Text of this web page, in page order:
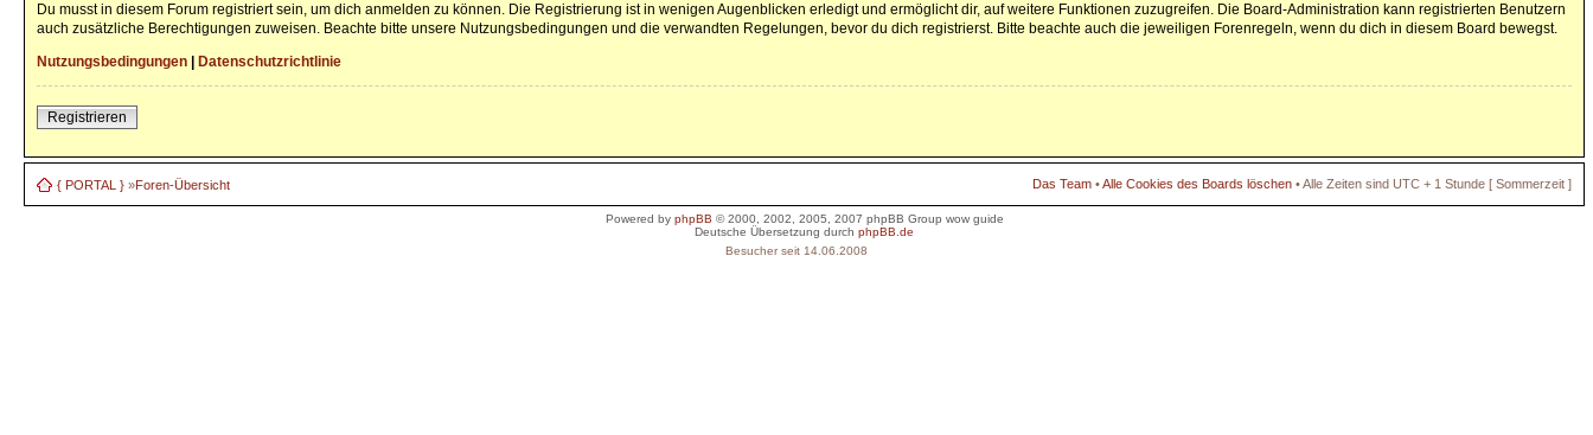
Du musst in diesem Forum registriert sein, um dich anmelden zu können. Die Registrierung ist in wenigen Augenblicken erledigt und ermöglicht dir, auf weitere Funktionen zuzugreifen. Die Board-Administration kann registrierten Benutzern
auch zusätzliche Berechtigungen zuweisen. Beachte bitte unsere Nutzungsbedingungen und die verwandten Regelungen, bevor du dich registrierst. Bitte beachte auch die jeweiligen Forenregeln, wenn du dich in diesem Board bewegst.
Nutzungsbedingungen
Datenschutzrichtlinie
Registrieren
{ PORTAL } »Foren-Übersicht Das Team •Alle Cookies des Boards löschen • Alle Zeiten sind UTC + 1 Stunde [ Sommerzeit ]
Powered by phpBB © 2000, 2002, 2005, 2007 phpBB Group wow guide
Deutsche Übersetzung durchphpBB.de
Besucher seit 14.06.2008